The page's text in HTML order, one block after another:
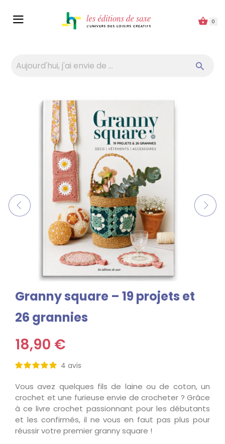
0
Granny square – 19 projets et
26 grannies
18,90 €
4 avis
Vous avez quelques fils de laine ou de coton, un
crochet et une furieuse envie de crocheter ? Grâce
à ce livre crochet passionnant pour les débutants
et les confirmés, il ne vous en faut pas plus pour
réussir votre premier granny square !